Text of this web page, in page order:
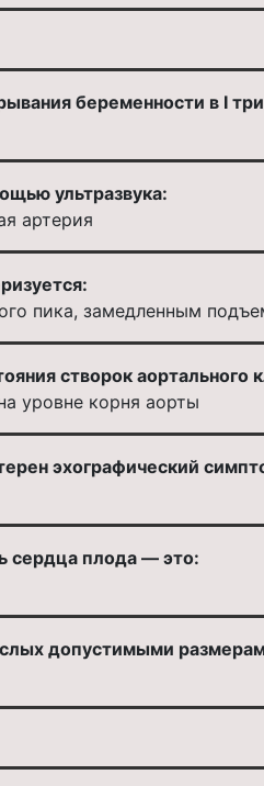
беременности в I
ультразвука:
артерия
пика, замедленным
створок аортального
уровне корня аорты
эхографический
сердца плода — это:
допустимыми